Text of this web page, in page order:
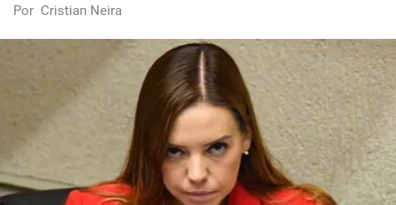
Por Cristian Neira